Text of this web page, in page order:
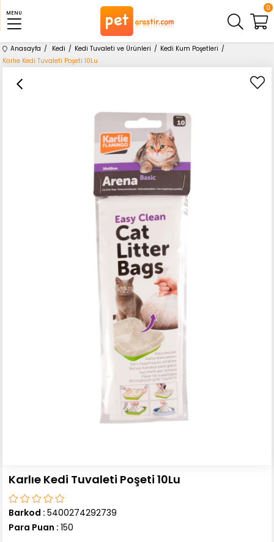
MENU
0
Anasayfa Kedi Kedi Tuvaleti ve Ürünleri
Kedi Kum Poşetleri
Karlıe Kedi Tuvaleti Poşeti 10Lu
Karlıe Kedi Tuvaleti Poşeti 10Lu
Barkod : 5400274292739
Para Puan : 150